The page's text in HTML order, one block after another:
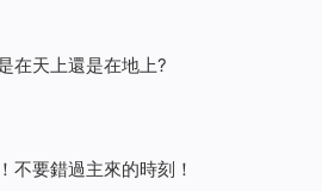
在天上還是在地上?
不要錯過主來的時刻！